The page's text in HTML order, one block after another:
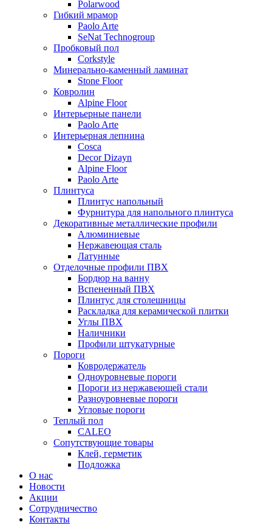
Polarwood
Гибкий мрамор
Paolo Arte
SeNat Technogroup
Пробковый пол
Corkstyle
Минерально-каменный ламинат
Stone Floor
Ковролин
Alpine Floor
Интерьерные панели
Paolo Arte
Интерьерная лепнина
Cosca
Decor Dizayn
Alpine Floor
Paolo Arte
Плинтуса
Плинтус напольный
Фурнитура для напольного плинтуса
Декоративные металлические профили
Алюминиевые
Нержавеющая сталь
Латунные
Отделочные профили ПВХ
Бордюр на ванну
Вспененный ПВХ
Плинтус для столешницы
Раскладка для керамической плитки
Углы ПВХ
Наличники
Профили штукатурные
Пороги
Ковродержатель
Одноуровневые пороги
Пороги из нержавеющей стали
Разноуровневые пороги
Угловые пороги
Теплый пол
CALEO
Сопутствующие товары
Клей, герметик
Подложка
О нас
Новости
Акции
Сотрудничество
Контакты